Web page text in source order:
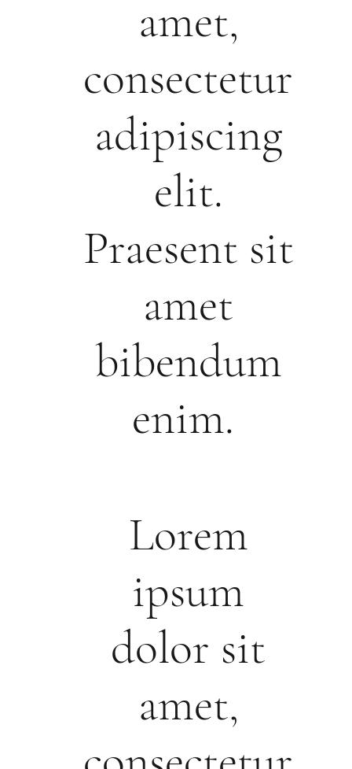
amet,
consectetur
adipiscing
elit.
Praesent sit
amet
bibendum
enim.
Lorem
ipsum
dolor sit
amet,